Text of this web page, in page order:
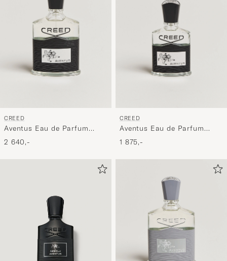
til
CREED
Aventus Eau de Parfum
100ml
2 640,-
CREED
Aventus Eau de Parfum
50ml
1 875,-